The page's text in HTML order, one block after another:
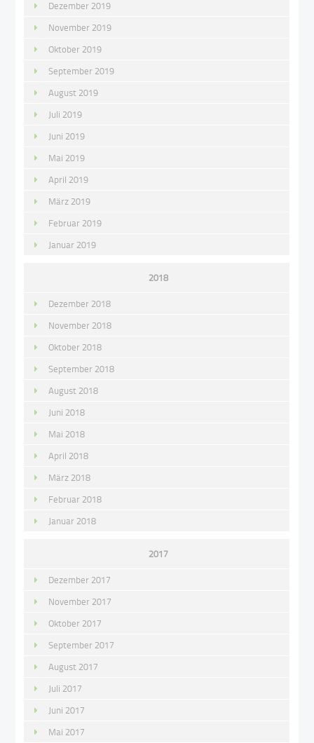
Dezember 2019
November 2019
Oktober 2019
September 2019
August 2019
Juli 2019
Juni 2019
Mai 2019
April 2019
März 2019
Februar 2019
Januar 2019
2018
Dezember 2018
November 2018
Oktober 2018
September 2018
August 2018
Juni 2018
Mai 2018
April 2018
März 2018
Februar 2018
Januar 2018
2017
Dezember 2017
November 2017
Oktober 2017
September 2017
August 2017
Juli 2017
Juni 2017
Mai 2017